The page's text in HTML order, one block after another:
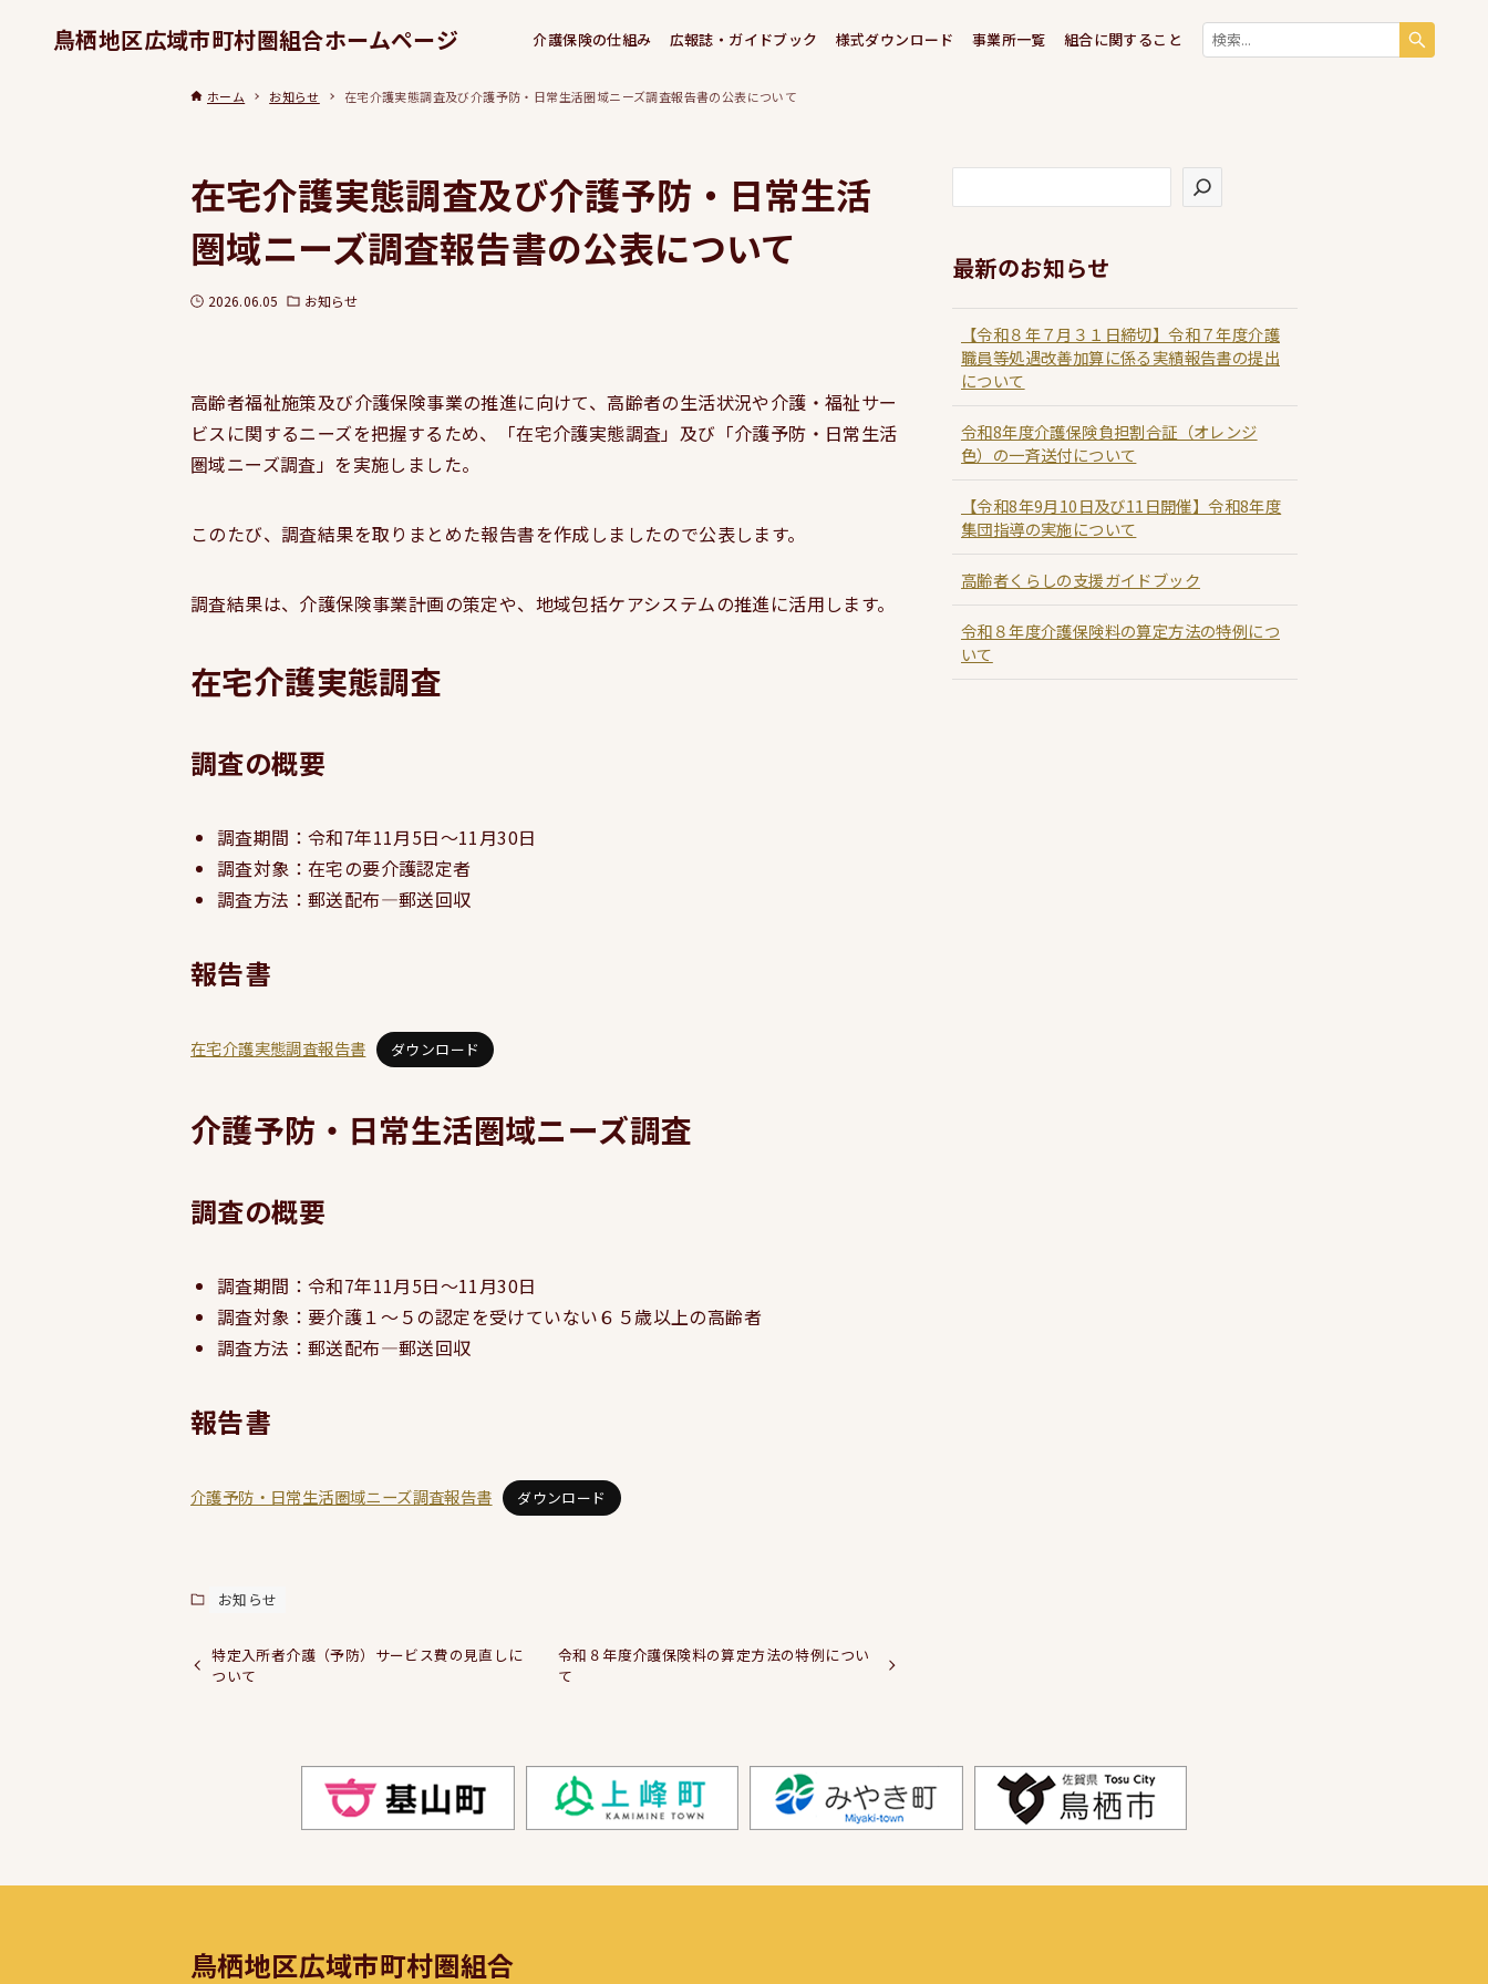
鳥栖地区広域市町村圏組合ホームページ 介護保険の仕組み 広報誌・ガイドブック 様式ダウンロード 事業所一覧 組合に関すること
ホーム お知らせ 在宅介護実態調査及び介護予防・日常生活圏域ニーズ調査報告書の公表について
在宅介護実態調査及び介護予防・日常生活
圏域ニーズ調査報告書の公表について
2026.06.05 お知らせ
高齢者福祉施策及び介護保険事業の推進に向けて、高齢者の生活状況や介護・福祉サー
ビスに関するニーズを把握するため、「在宅介護実態調査」及び「介護予防・日常生活
圏域ニーズ調査」を実施しました。
このたび、調査結果を取りまとめた報告書を作成しましたので公表します。
調査結果は、介護保険事業計画の策定や、地域包括ケアシステムの推進に活用します。
在宅介護実態調査
調査の概要
調査期間：令和7年11月5日～11月30日
調査対象：在宅の要介護認定者
調査方法：郵送配布―郵送回収
報告書
在宅介護実態調査報告書 ダウンロード
介護予防・日常生活圏域ニーズ調査
調査の概要
調査期間：令和7年11月5日～11月30日
調査対象：要介護１～５の認定を受けていない６５歳以上の高齢者
調査方法：郵送配布―郵送回収
報告書
介護予防・日常生活圏域ニーズ調査報告書 ダウンロード
お知らせ
特定入所者介護（予防）サービス費の見直しに
ついて
令和８年度介護保険料の算定方法の特例につい
て
索
最新のお知らせ
【令和８年７月３１日締切】令和７年度介護
職員等処遇改善加算に係る実績報告書の提出
について
令和8年度介護保険負担割合証（オレンジ
色）の一斉送付について
【令和8年9月10日及び11日開催】令和8年度
集団指導の実施について
高齢者くらしの支援ガイドブック
令和８年度介護保険料の算定方法の特例につ
いて
鳥栖地区広域市町村圏組合